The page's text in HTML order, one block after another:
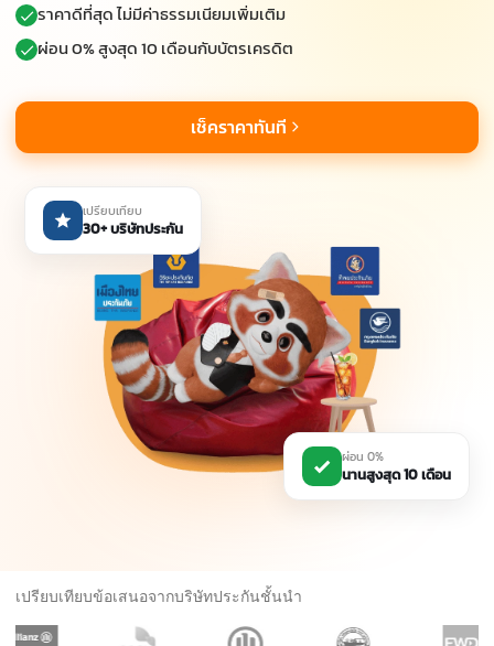
ราคาดีที่สุด ไม่มีค่าธรรมเนียมเพิ่มเติม
ผ่อน 0% สูงสุด 10 เดือนกับบัตรเครดิต
เช็คราคาทันที
เปรียบเทียบ
30+ บริษัทประกัน
ผ่อน 0%
นานสูงสุด 10 เดือน
เปรียบเทียบข้อเสนอจากบริษัทประกันชั้นนำ